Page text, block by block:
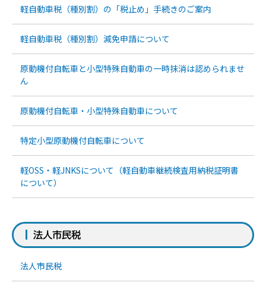
軽自動車税（種別割）の「税止め」手続きのご案内
軽自動車税（種別割）減免申請について
原動機付自転車と小型特殊自動車の一時抹消は認められませ
ん
原動機付自転車・小型特殊自動車について
特定小型原動機付自転車について
軽OSS・軽JNKSについて（軽自動車継続検査用納税証明書
について）
法人市民税
法人市民税